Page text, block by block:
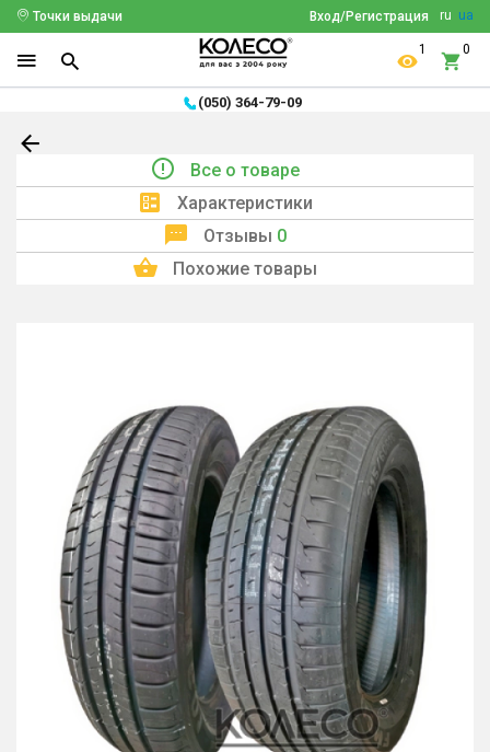
ru ua
Вход/Регистрация
Точки выдачи
1 0
(050) 364-79-09
Все о товаре
Характеристики
Отзывы 0
Похожие товары